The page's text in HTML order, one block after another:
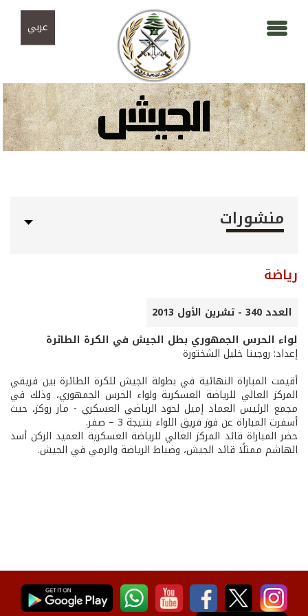
عربي
منشورات
رياضة
العدد 340 - تشرين الأول 2013
لواء الحرس الجمهوري بطل الجيش في الكرة الطائرة
إعداد: روجينا خليل الشختورة
أقيمت المباراة النهائية في بطولة الجيش للكرة الطائرة بين فريقي
المركز العالي للرياضة العسكرية ولواء الحرس الجمهوري، وذلك في
مجمع الرئيس العماد إميل لحود الرياضي العسكري - مار روكز، حيث
أسفرت المباراة عن فوز فريق اللواء بنتيجة 3 – صفر.
حضر المباراة قائد المركز العالي للرياضة العسكرية العميد الركن أسد
الهاشم ممثلًا قائد الجيش، وضباط الرياضة والرمي في الجيش.